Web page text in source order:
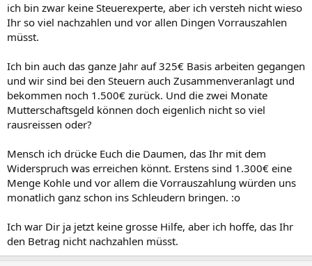
ich bin zwar keine Steuerexperte, aber ich versteh nicht wieso
Ihr so viel nachzahlen und vor allen Dingen Vorrauszahlen
müsst.
Ich bin auch das ganze Jahr auf 325€ Basis arbeiten gegangen
und wir sind bei den Steuern auch Zusammenveranlagt und
bekommen noch 1.500€ zurück. Und die zwei Monate
Mutterschaftsgeld können doch eigenlich nicht so viel
rausreissen oder?
Mensch ich drücke Euch die Daumen, das Ihr mit dem
Widerspruch was erreichen könnt. Erstens sind 1.300€ eine
Menge Kohle und vor allem die Vorrauszahlung würden uns
monatlich ganz schon ins Schleudern bringen. :o
Ich war Dir ja jetzt keine grosse Hilfe, aber ich hoffe, das Ihr
den Betrag nicht nachzahlen müsst.